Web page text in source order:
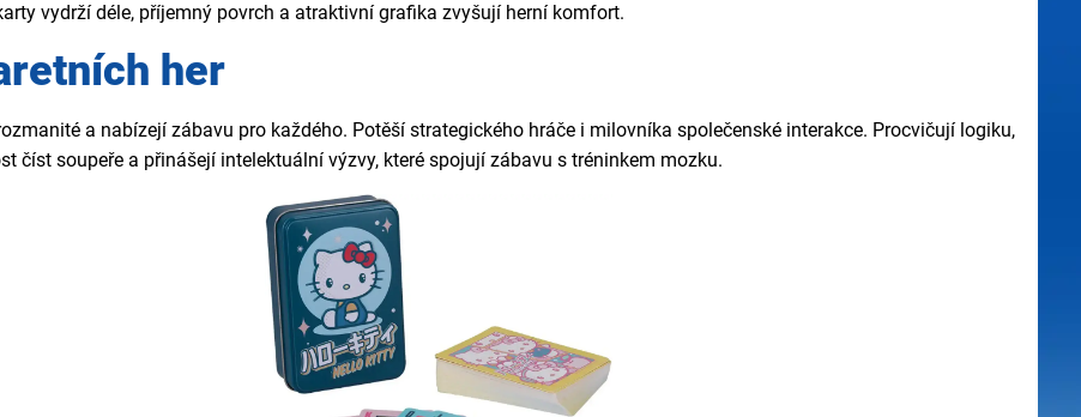
vydrží déle, příjemný povrch a atraktivní grafika zvyšují herní komfort.
her
a nabízejí zábavu pro každého. Potěší strategického hráče i milovníka společenské interakce. Procvičují logiku,
číst soupeře a přinášejí intelektuální výzvy, které spojují zábavu s tréninkem mozku.